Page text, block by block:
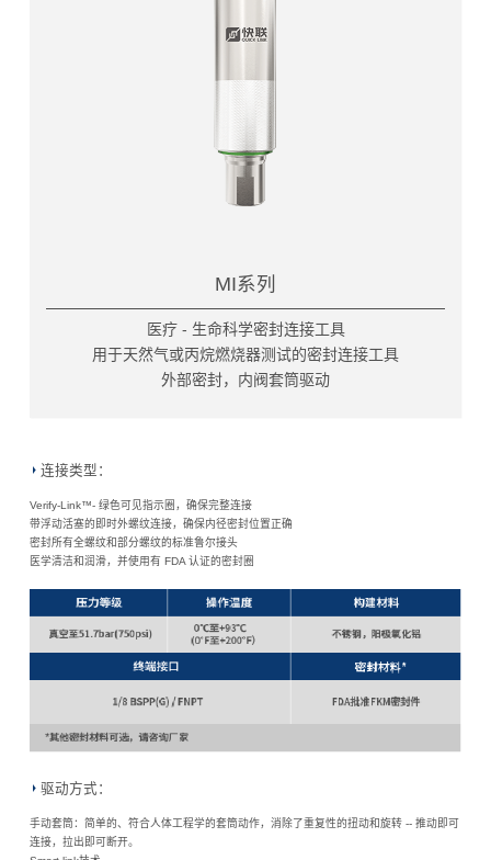
MI系列
医疗 - 生命科学密封连接工具
用于天然气或丙烷燃烧器测试的密封连接工具
外部密封，内阀套筒驱动
连接类型：
Verify-Link™- 绿色可见指示圈，确保完整连接
带浮动活塞的即时外螺纹连接，确保内径密封位置正确
密封所有全螺纹和部分螺纹的标准鲁尔接头
医学清洁和润滑，并使用有 FDA 认证的密封圈
驱动方式：
手动套筒：简单的、符合人体工程学的套筒动作，消除了重复性的扭动和旋转 -- 推动即可
连接，拉出即可断开。